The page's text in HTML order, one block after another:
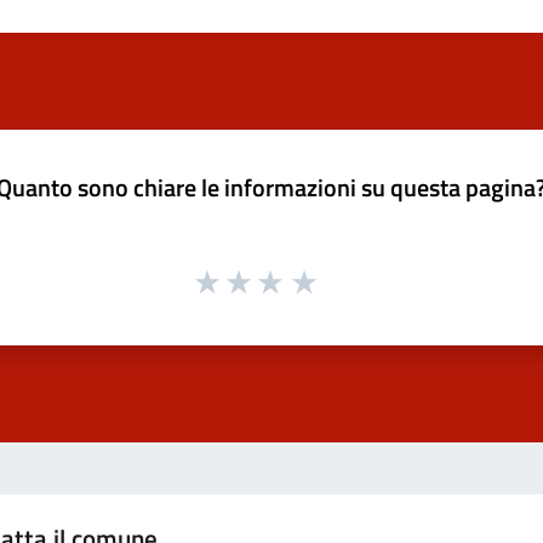
sono chiare le informazioni su questa